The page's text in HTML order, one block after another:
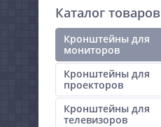
Каталог товаров
Кронштейны для
мониторов
Кронштейны для
проекторов
Кронштейны для
телевизоров